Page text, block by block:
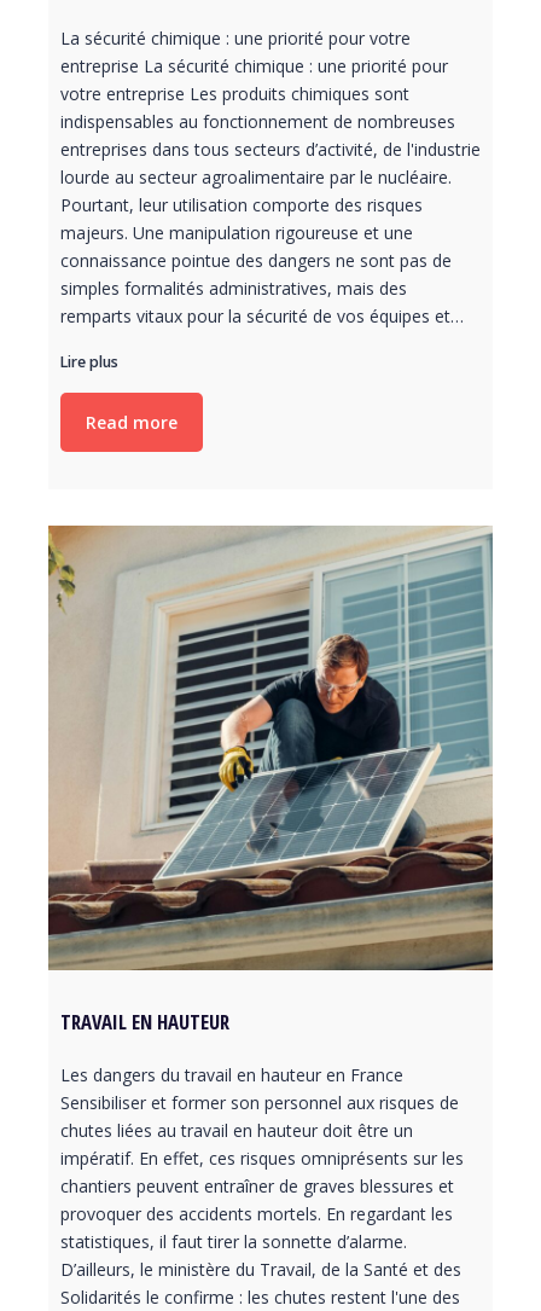
La sécurité chimique : une priorité pour votre
entreprise La sécurité chimique : une priorité pour
votre entreprise Les produits chimiques sont
indispensables au fonctionnement de nombreuses
entreprises dans tous secteurs d’activité, de l'industrie
lourde au secteur agroalimentaire par le nucléaire.
Pourtant, leur utilisation comporte des risques
majeurs. Une manipulation rigoureuse et une
connaissance pointue des dangers ne sont pas de
simples formalités administratives, mais des
remparts vitaux pour la sécurité de vos équipes et…
Lire plus
Read more
TRAVAIL EN HAUTEUR
Les dangers du travail en hauteur en France
Sensibiliser et former son personnel aux risques de
chutes liées au travail en hauteur doit être un
impératif. En effet, ces risques omniprésents sur les
chantiers peuvent entraîner de graves blessures et
provoquer des accidents mortels. En regardant les
statistiques, il faut tirer la sonnette d’alarme.
D’ailleurs, le ministère du Travail, de la Santé et des
Solidarités le confirme : les chutes restent l'une des